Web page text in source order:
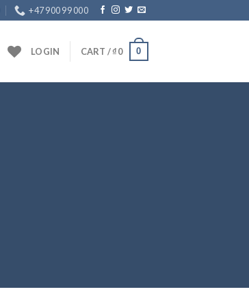
+47 900 99 000
LOGIN CART /₫0 0